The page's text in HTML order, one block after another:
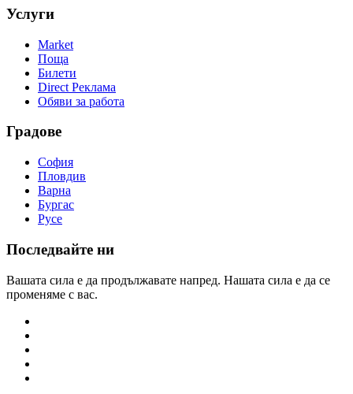
Услуги
Market
Поща
Билети
Direct Реклама
Обяви за работа
Градове
София
Пловдив
Варна
Бургас
Русе
Последвайте ни
Вашата сила е да продължавате напред. Нашата сила е да се
променяме с вас.